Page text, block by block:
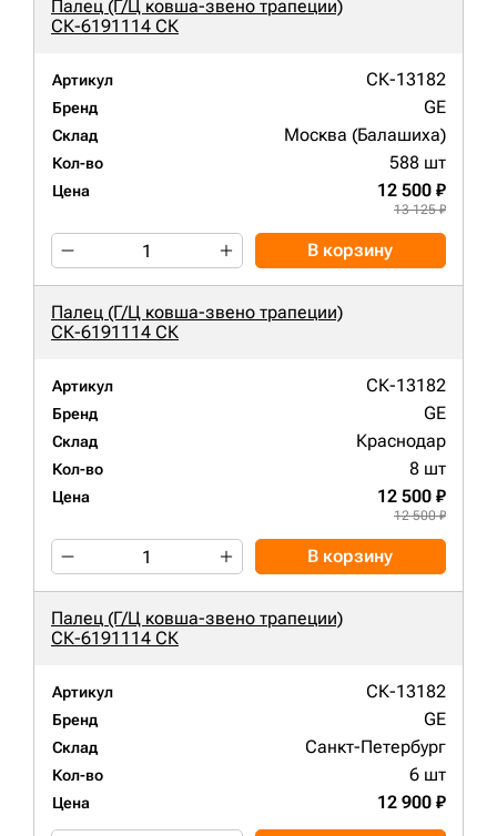
Палец (Г/Ц ковша-звено трапеции)
СК-6191114 СК
Артикул СК-13182
Бренд GE
Склад Москва (Балашиха)
Кол-во 588 шт
Цена 12 500 ₽
13 125 ₽
В корзину
Палец (Г/Ц ковша-звено трапеции)
СК-6191114 СК
Артикул СК-13182
Бренд GE
Склад Краснодар
Кол-во 8 шт
Цена 12 500 ₽
12 500 ₽
В корзину
Палец (Г/Ц ковша-звено трапеции)
СК-6191114 СК
Артикул СК-13182
Бренд GE
Склад Санкт-Петербург
Кол-во 6 шт
Цена 12 900 ₽